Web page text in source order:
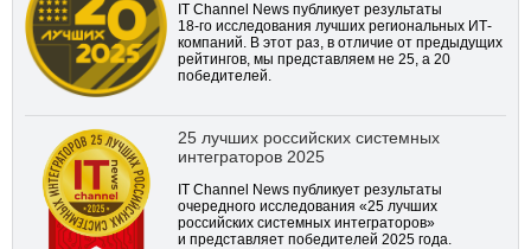
IT Channel News публикует результаты
18-го исследования лучших региональных ИТ-
компаний. В этот раз, в отличие от предыдущих
рейтингов, мы представляем не 25, а 20
победителей.
25 лучших российских системных
интеграторов 2025
IT Channel News публикует результаты
очередного исследования «25 лучших
российских системных интеграторов»
и представляет победителей 2025 года.